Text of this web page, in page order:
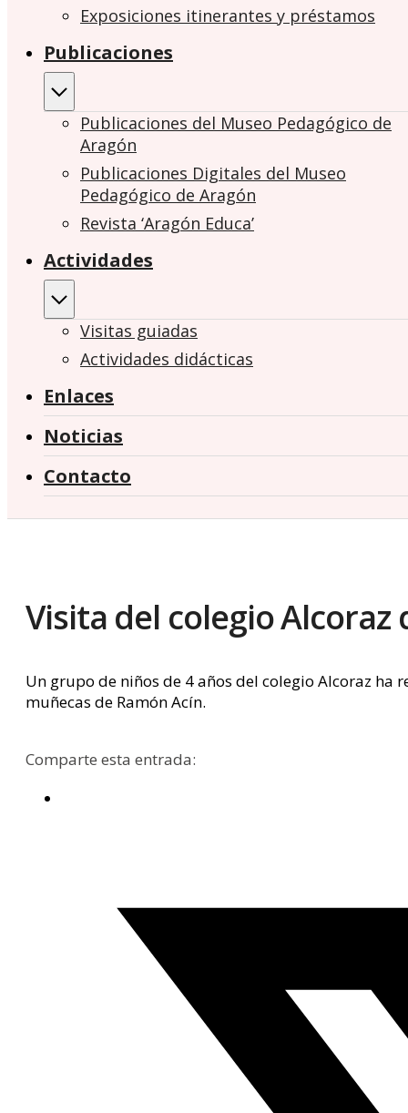
Exposiciones itinerantes y préstamos
Publicaciones
Publicaciones del Museo Pedagógico de
Aragón
Publicaciones Digitales del Museo
Pedagógico de Aragón
Revista ‘Aragón Educa’
Actividades
Visitas guiadas
Actividades didácticas
Enlaces
Noticias
Contacto
Visita del colegio Alcoraz
Un grupo de niños de 4 años del colegio Alcoraz
muñecas de Ramón Acín.
Comparte esta entrada: